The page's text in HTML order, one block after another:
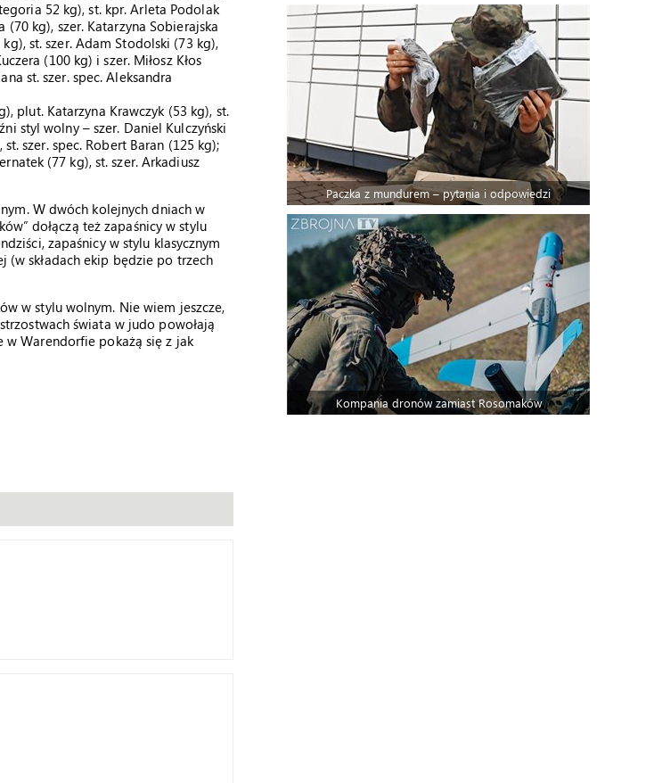
52 kg), st. kpr. Arleta Podolak
(70 kg), szer. Katarzyna Sobierajska
st. szer. Adam Stodolski (73 kg),
(100 kg) i szer. Miłosz Kłos
st. szer. spec. Aleksandra
plut. Katarzyna Krawczyk (53 kg), st.
styl wolny – szer. Daniel Kulczyński
szer. spec. Robert Baran (125 kg);
(77 kg), st. szer. Arkadiusz
W dwóch kolejnych dniach w
dołączą też zapaśnicy w stylu
zapaśnicy w stylu klasycznym
składach ekip będzie po trzech
w stylu wolnym. Nie wiem jeszcze,
świata w judo powołają
Warendorfie pokażą się z jak
Paczka z mundurem – pytania i odpowiedzi
Kompania dronów zamiast Rosomaków